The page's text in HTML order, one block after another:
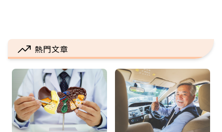
熱門文章